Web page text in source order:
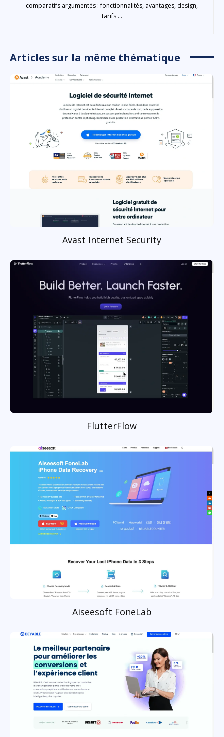
comparatifs argumentés : fonctionnalités, avantages, design,
tarifs ...
Articles sur la même thématique
Avast Internet Security
FlutterFlow
Aiseesoft FoneLab